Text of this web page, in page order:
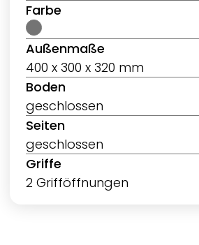
Farbe
Außenmaße
400 x 300 x 320 mm
Boden
geschlossen
Seiten
geschlossen
Griffe
2 Grifföffnungen